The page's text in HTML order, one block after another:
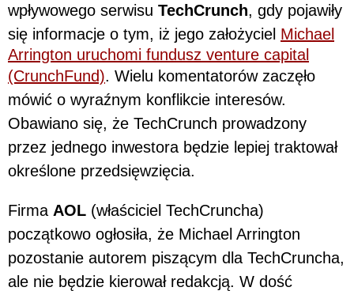
wpływowego serwisu TechCrunch, gdy pojawiły
się informacje o tym, iż jego założyciel Michael
Arrington uruchomi fundusz venture capital
(CrunchFund). Wielu komentatorów zaczęło
mówić o wyraźnym konflikcie interesów.
Obawiano się, że TechCrunch prowadzony
przez jednego inwestora będzie lepiej traktował
określone przedsięwzięcia.
Firma AOL (właściciel TechCruncha)
początkowo ogłosiła, że Michael Arrington
pozostanie autorem piszącym dla TechCruncha,
ale nie będzie kierował redakcją. W dość